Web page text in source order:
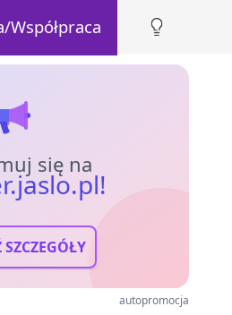
Współpraca
się na
autopromocja